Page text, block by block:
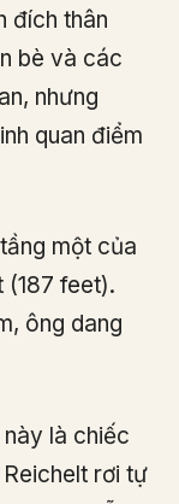
đích thân
bè và các
nhưng
quan điểm
một của
(187 feet).
ông dang
là chiếc
rơi tự